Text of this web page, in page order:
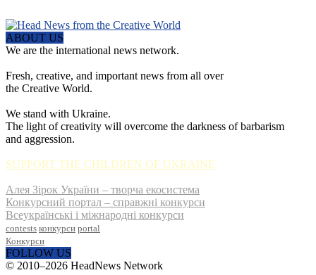
ABOUT US
We are the international news network.
Fresh, creative, and important news from all over
the Creative World.
We stand with Ukraine.
The light of creativity will overcome the darkness of barbarism
and aggression.
SUPPORT THE CHILDREN OF UKRAINE
Алея Зірок України – творча екосистема
Конкурсний портал – справжні конкурси
Всеукраїнські і міжнародні конкурси
contests конкурси portal
Конкурси
FOLLOW US
© 2010–2026 HeadNews Network